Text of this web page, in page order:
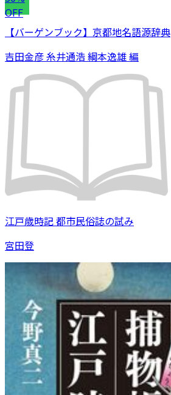
OFF
【バーゲンブック】京都地名語源辞典
吉田金彦 糸井通浩 綱本逸雄 編
江戸歳時記 都市民俗誌の試み
宮田登